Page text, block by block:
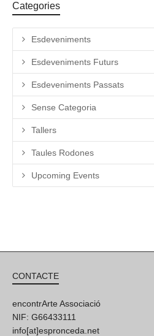
Categories
Esdeveniments
Esdeveniments Futurs
Esdeveniments Passats
Sense Categoria
Tallers
Taules Rodones
Upcoming Events
CONTACTE
encontrArte Associació
NIF: G66433111
info[at]espronceda.net